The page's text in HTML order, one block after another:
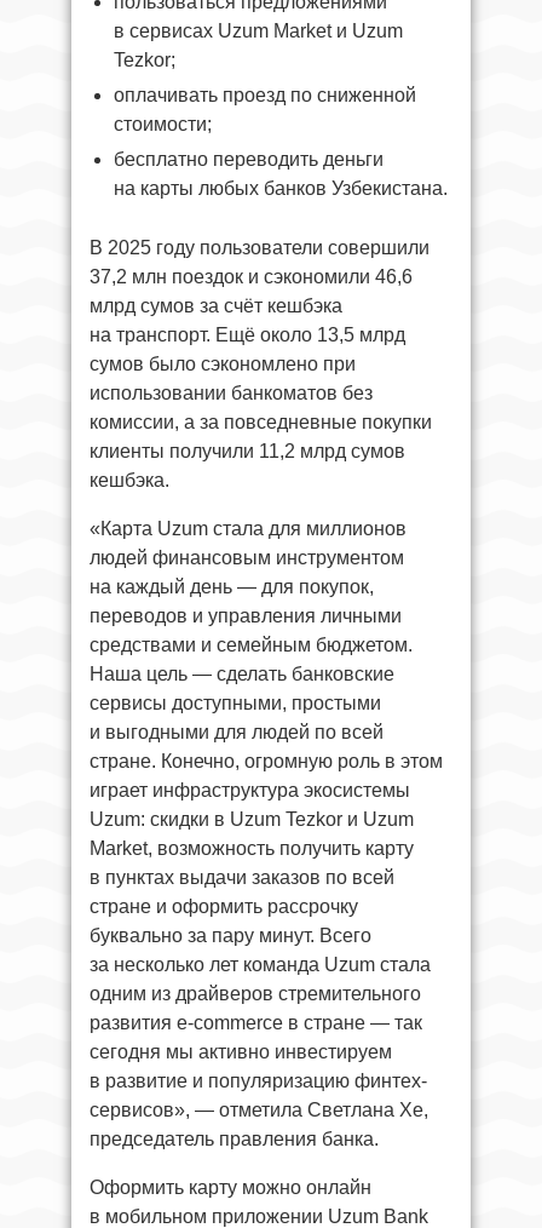
в сервисах Uzum Market и Uzum
Tezkor;
оплачивать проезд по сниженной
стоимости;
бесплатно переводить деньги
на карты любых банков Узбекистана.
В 2025 году пользователи совершили
37,2 млн поездок и сэкономили 46,6
млрд сумов за счёт кешбэка
на транспорт. Ещё около 13,5 млрд
сумов было сэкономлено при
использовании банкоматов без
комиссии, а за повседневные покупки
клиенты получили 11,2 млрд сумов
кешбэка.
«Карта Uzum стала для миллионов
людей финансовым инструментом
на каждый день — для покупок,
переводов и управления личными
средствами и семейным бюджетом.
Наша цель — сделать банковские
сервисы доступными, простыми
и выгодными для людей по всей
стране. Конечно, огромную роль в этом
играет инфраструктура экосистемы
Uzum: скидки в Uzum Tezkor и Uzum
Market, возможность получить карту
в пунктах выдачи заказов по всей
стране и оформить рассрочку
буквально за пару минут. Всего
за несколько лет команда Uzum стала
одним из драйверов стремительного
развития e-commerce в стране — так
сегодня мы активно инвестируем
в развитие и популяризацию финтех-
сервисов», — отметила Светлана Хе,
председатель правления банка.
Оформить карту можно онлайн
в мобильном приложении Uzum Bank